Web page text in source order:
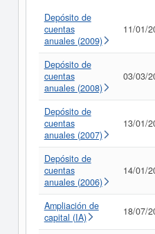
Depósito de
cuentas
anuales (2009)
11/01/
Depósito de
cuentas
anuales (2008)
03/03/
Depósito de
cuentas
anuales (2007)
13/01/
Depósito de
cuentas
anuales (2006)
14/01/
Ampliación de
capital (IA)
18/07/